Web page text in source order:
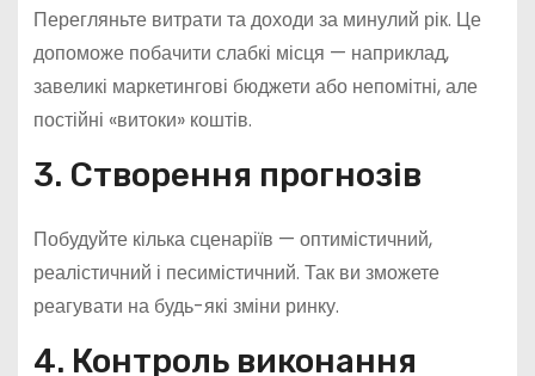
Перегляньте витрати та доходи за минулий рік. Це
допоможе побачити слабкі місця — наприклад,
завеликі маркетингові бюджети або непомітні, але
постійні «витоки» коштів.
3. Створення прогнозів
Побудуйте кілька сценаріїв — оптимістичний,
реалістичний і песимістичний. Так ви зможете
реагувати на будь-які зміни ринку.
4. Контроль виконання